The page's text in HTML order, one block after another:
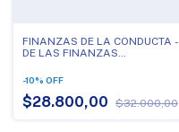
FINANZAS DE LA CONDUCTA -
DE LAS FINANZAS
INTELIGENCIA ARTIFICIAL
-10% OFF
$28.800,00 $32.000,00